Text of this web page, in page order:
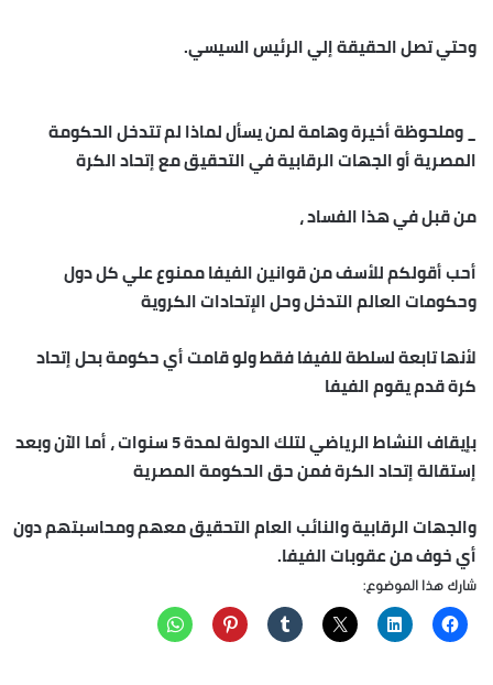
وحتي تصل الحقيقة إلي الرئيس السيسي.
_ وملحوظة أخيرة وهامة لمن يسأل لماذا لم تتدخل الحكومة
المصرية أو الجهات الرقابية في التحقيق مع إتحاد الكرة
من قبل في هذا الفساد ،
أحب أقولكم للأسف من قوانين الفيفا ممنوع علي كل دول
وحكومات العالم التدخل وحل الإتحادات الكروية
لأنها تابعة لسلطة للفيفا فقط ولو قامت أي حكومة بحل إتحاد
كرة قدم يقوم الفيفا
بإيقاف النشاط الرياضي لتلك الدولة لمدة 5 سنوات ، أما الآن وبعد
إستقالة إتحاد الكرة فمن حق الحكومة المصرية
والجهات الرقابية والنائب العام التحقيق معهم ومحاسبتهم دون
أي خوف من عقوبات الفيفا.
شارك هذا الموضوع: